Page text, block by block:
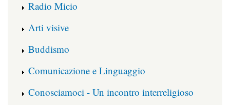
Radio Micio
Arti visive
Buddismo
Comunicazione e Linguaggio
Conosciamoci - Un incontro interreligioso